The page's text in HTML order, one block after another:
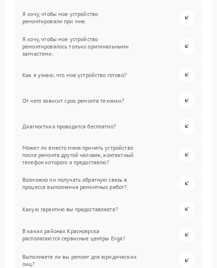
Я хочу, чтобы мое устройство
ремонтировали при мне.
Я хочу, чтобы мое устройство
ремонтировалось только оригинальными
запчастями.
Как я узнаю, что мое устройство готово?
От чего зависит срок ремонта техники?
Диагностика проводится бесплатно?
Может ли вместо меня принять устройство
после ремонта другой человек, контактный
телефон которого я предоставлю?
Возможно ли получать обратную связь в
процессе выполнения ремонтных работ?
Какую гарантию вы предоставляете?
В каких районах Красноярска
располагаются сервисные центры Evga?
Выполняете ли вы ремонт для юридических
лиц?